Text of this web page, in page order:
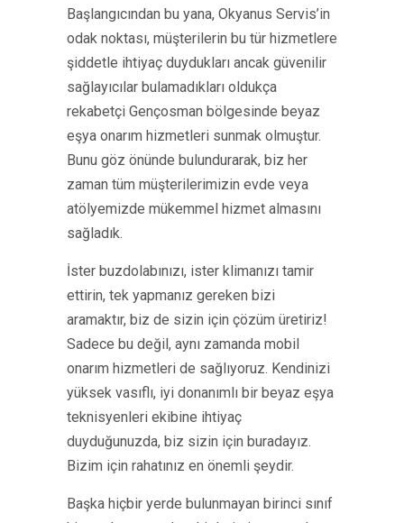
Başlangıcından bu yana, Okyanus Servis’in
odak noktası, müşterilerin bu tür hizmetlere
şiddetle ihtiyaç duydukları ancak güvenilir
sağlayıcılar bulamadıkları oldukça
rekabetçi Gençosman bölgesinde beyaz
eşya onarım hizmetleri sunmak olmuştur.
Bunu göz önünde bulundurarak, biz her
zaman tüm müşterilerimizin evde veya
atölyemizde mükemmel hizmet almasını
sağladık.
İster buzdolabınızı, ister klimanızı tamir
ettirin, tek yapmanız gereken bizi
aramaktır, biz de sizin için çözüm üretiriz!
Sadece bu değil, aynı zamanda mobil
onarım hizmetleri de sağlıyoruz. Kendinizi
yüksek vasıflı, iyi donanımlı bir beyaz eşya
teknisyenleri ekibine ihtiyaç
duyduğunuzda, biz sizin için buradayız.
Bizim için rahatınız en önemli şeydir.
Başka hiçbir yerde bulunmayan birinci sınıf